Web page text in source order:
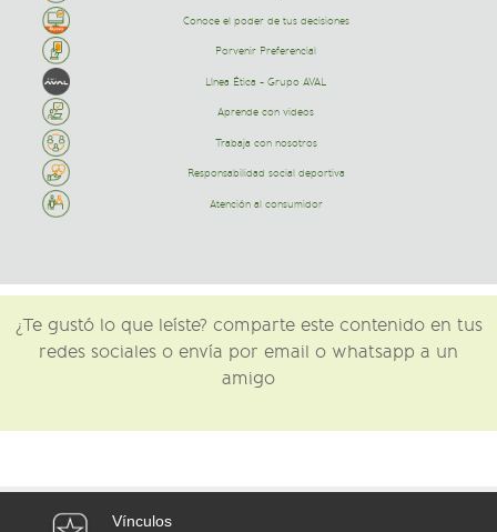
Conoce el poder de tus decisiones
Porvenir Preferencial
Línea Ética - Grupo AVAL
Aprende con videos
Trabaja con nosotros
Responsabilidad social deportiva
Atención al consumidor
¿Te gustó lo que leíste? comparte este contenido en tus
redes sociales o envía por email o whatsapp a un
amigo
Vínculos